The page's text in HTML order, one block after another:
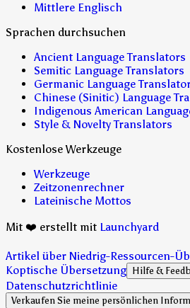
Mittlere Englisch
Sprachen durchsuchen
Ancient Language Translators
Semitic Language Translators
Germanic Language
Chinese (Sinitic) Language
Indigenous American
Style & Novelty Translators
Kostenlose Werkzeuge
Werkzeuge
Zeitzonenrechner
Lateinische Mottos
Mit ❤️ erstellt mit Launchyard
Artikel über Niedrig-Ressourcen-
Koptische Übersetzung Hilfe &
Datenschutzrichtlinie
Verkaufen Sie meine persönlichen